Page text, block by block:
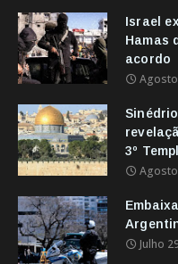
Israel
Hamas
acordo
3º
Julho